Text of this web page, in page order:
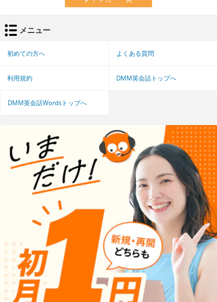
メニュー
初めての方へ よくある質問
利用規約 DMM英会話トップへ
DMM英会話Wordsトップへ